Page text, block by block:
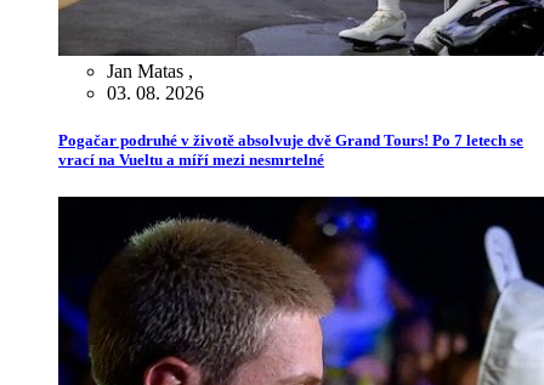
Jan Matas ,
03. 08. 2026
Pogačar podruhé v životě absolvuje dvě Grand Tours! Po 7 letech se
vrací na Vueltu a míří mezi nesmrtelné